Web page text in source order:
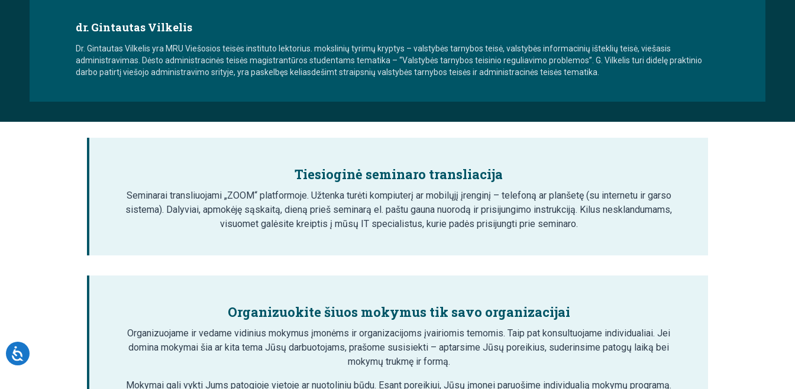
dr. Gintautas Vilkelis
Dr. Gintautas Vilkelis yra MRU Viešosios teisės instituto lektorius. mokslinių tyrimų kryptys – valstybės tarnybos teisė, valstybės informacinių išteklių teisė, viešasis
administravimas. Dėsto administracinės teisės magistrantūros studentams tematika – “Valstybės tarnybos teisinio reguliavimo problemos”. G. Vilkelis turi didelę praktinio
darbo patirtį viešojo administravimo srityje, yra paskelbęs keliasdešimt straipsnių valstybės tarnybos teisės ir administracinės teisės tematika.
Tiesioginė seminaro transliacija
Seminarai transliuojami „ZOOM“ platformoje. Užtenka turėti kompiuterį ar mobilųjį įrenginį – telefoną ar planšetę (su internetu ir garso
sistema). Dalyviai, apmokėję sąskaitą, dieną prieš seminarą el. paštu gauna nuorodą ir prisijungimo instrukciją. Kilus nesklandumams,
visuomet galėsite kreiptis į mūsų IT specialistus, kurie padės prisijungti prie seminaro.
Organizuokite šiuos mokymus tik savo organizacijai
Organizuojame ir vedame vidinius mokymus įmonėms ir organizacijoms įvairiomis temomis. Taip pat konsultuojame individualiai. Jei
domina mokymai šia ar kita tema Jūsų darbuotojams, prašome susisiekti – aptarsime Jūsų poreikius, suderinsime patogų laiką bei
mokymų trukmę ir formą.
Mokymai gali vykti Jums patogioje vietoje ar nuotoliniu būdu. Esant poreikiui, Jūsų įmonei paruošime individualią mokymų programą.